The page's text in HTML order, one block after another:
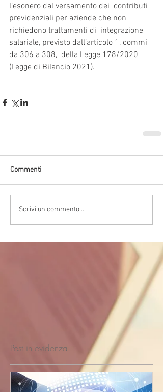
l’esonero dal versamento dei  contributi
previdenziali per aziende che non
richiedono trattamenti di  integrazione
salariale, previsto dall’articolo 1, commi
da 306 a 308,  della Legge 178/2020
(Legge di Bilancio 2021).
Commenti
Scrivi un commento...
Post in evidenza